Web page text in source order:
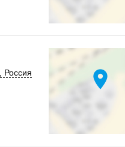
Россия location_on